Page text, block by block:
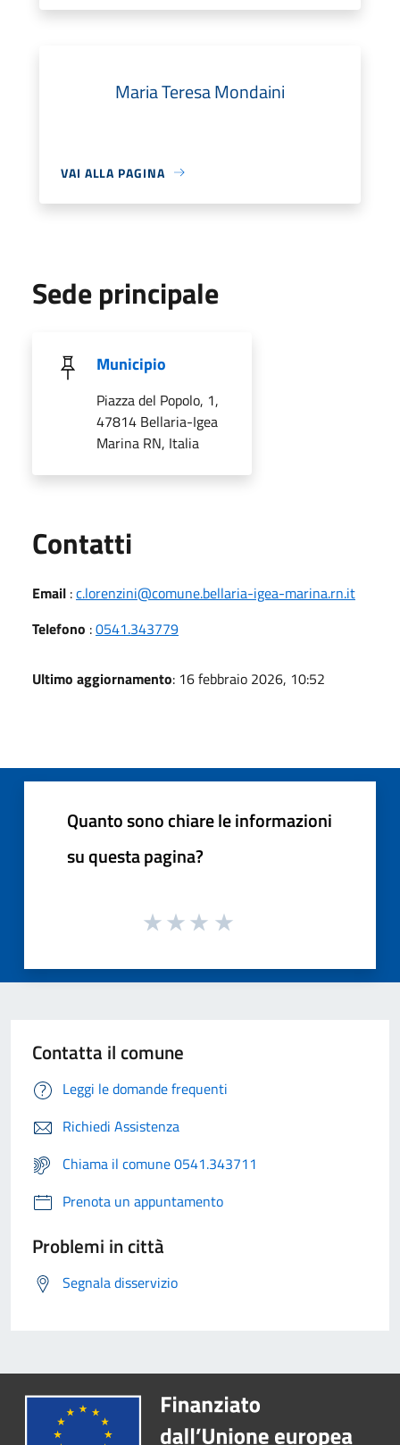
Maria Teresa Mondaini
VAI ALLA PAGINA
Sede principale
Municipio
Piazza del Popolo, 1,
47814 Bellaria-Igea
Marina RN, Italia
Contatti
Email :c.lorenzini@comune.bellaria-igea-marina.rn.it
Telefono :0541.343779
Ultimo aggiornamento: 16 febbraio 2026, 10:52
Quanto sono chiare le informazioni
su questa pagina?
Contatta il comune
Leggi le domande frequenti
Richiedi Assistenza
Chiama il comune 0541.343711
Prenota un appuntamento
Problemi in città
Segnala disservizio